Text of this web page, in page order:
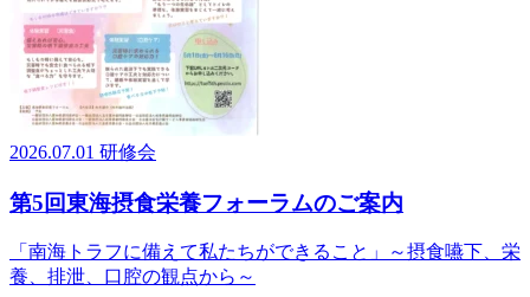
2026.07.01 研修会
第5回東海摂食栄養フォーラムのご案内
「南海トラフに備えて私たちができること」～摂食嚥下、栄
養、排泄、口腔の観点から～